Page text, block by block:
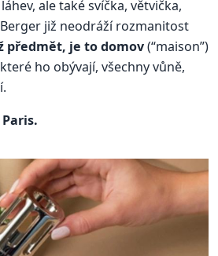
ale také svíčka, větvička,
již neodráží rozmanitost
předmět, je to domov(“maison”)
ho obývají, všechny vůně,